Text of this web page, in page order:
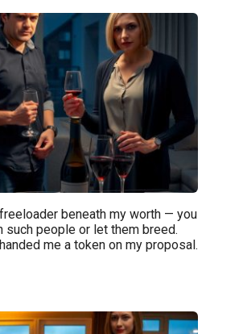
beneath my worth — you
such people or let them breed.
me a token on my proposal.